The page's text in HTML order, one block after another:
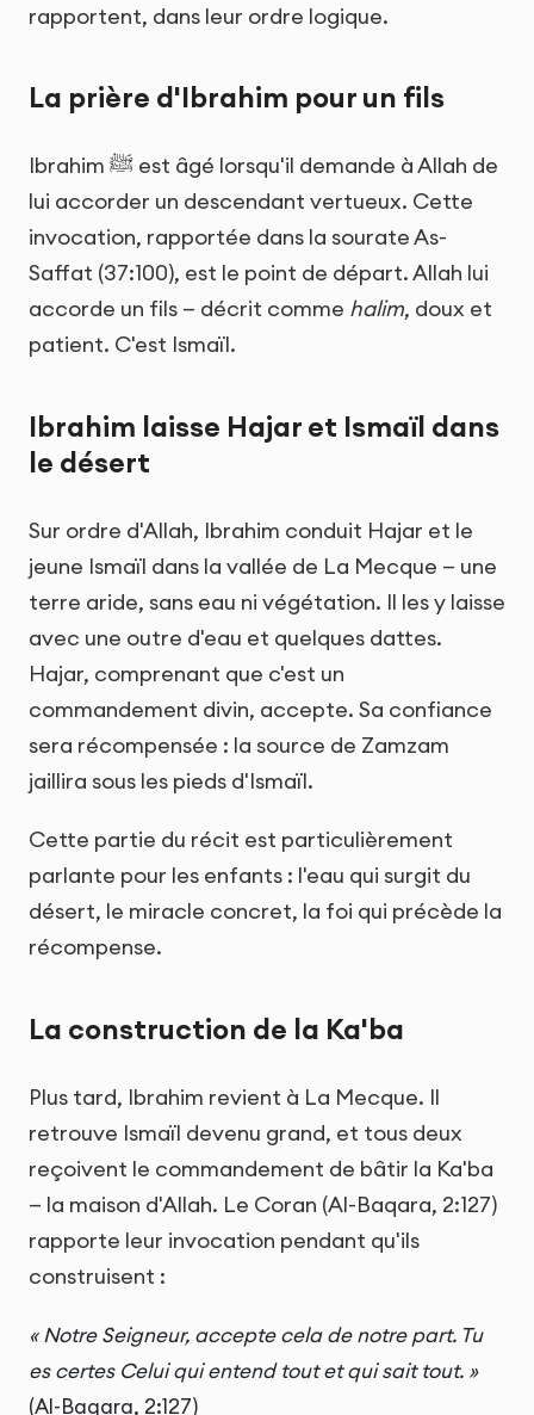
rapportent, dans leur ordre logique.
La prière d'Ibrahim pour un fils
Ibrahim ﷺ est âgé lorsqu'il demande à Allah de
lui accorder un descendant vertueux. Cette
invocation, rapportée dans la sourate As-
Saffat (37:100), est le point de départ. Allah lui
accorde un fils — décrit comme halim, doux et
patient. C'est Ismaïl.
Ibrahim laisse Hajar et Ismaïl dans
le désert
Sur ordre d'Allah, Ibrahim conduit Hajar et le
jeune Ismaïl dans la vallée de La Mecque — une
terre aride, sans eau ni végétation. Il les y laisse
avec une outre d'eau et quelques dattes.
Hajar, comprenant que c'est un
commandement divin, accepte. Sa confiance
sera récompensée : la source de Zamzam
jaillira sous les pieds d'Ismaïl.
Cette partie du récit est particulièrement
parlante pour les enfants : l'eau qui surgit du
désert, le miracle concret, la foi qui précède la
récompense.
La construction de la Ka'ba
Plus tard, Ibrahim revient à La Mecque. Il
retrouve Ismaïl devenu grand, et tous deux
reçoivent le commandement de bâtir la Ka'ba
— la maison d'Allah. Le Coran (Al-Baqara, 2:127)
rapporte leur invocation pendant qu'ils
construisent :
« Notre Seigneur, accepte cela de notre part. Tu
es certes Celui qui entend tout et qui sait tout. »
(Al-Baqara, 2:127)